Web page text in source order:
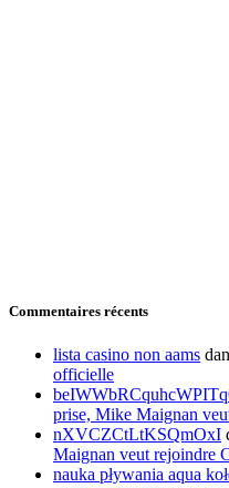
Commentaires récents
lista casino non aams
officielle
prise, Mike Maignan
nXVCZCtLtKSQmOxI
Maignan veut rejoindre
nauka pływania aqua